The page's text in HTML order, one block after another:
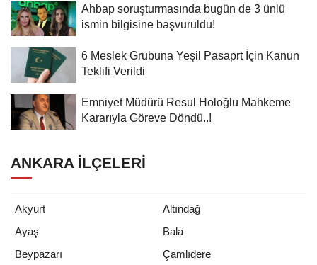
Ahbap soruşturmasında bugün de 3 ünlü
ismin bilgisine başvuruldu!
6 Meslek Grubuna Yeşil Pasaprt İçin Kanun
Teklifi Verildi
Emniyet Müdürü Resul Holoğlu Mahkeme
Kararıyla Göreve Döndü..!
ANKARA İLÇELERI
Akyurt
Altındağ
Ayaş
Bala
Beypazarı
Çamlıdere